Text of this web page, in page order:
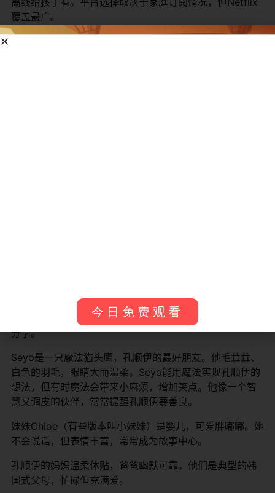
覆盖最广。
着两条小马尾，穿紫色裙子，总是充满能量。作为大姐
姐，她有时会嫉妒妹妹得到更多关注，但最终学会理解和
分享。
Seyo是一只魔法猫头鹰，孔顺伊的最好朋友。他毛茸茸、
白色的羽毛，眼睛大而温柔。Seyo能用魔法实现孔顺伊的
想法，但有时魔法会带来小麻烦，增加笑点。他像一个智
慧又调皮的伙伴，常常提醒孔顺伊要善良。
妹妹Chloe（有些版本叫小妹妹）是婴儿，可爱胖嘟嘟。她
不会说话，但表情丰富，常常成为故事中心。
孔顺伊的妈妈温柔体贴，爸爸幽默可靠。他们是典型的韩
国式父母，忙碌但充满爱。
今日免费观看